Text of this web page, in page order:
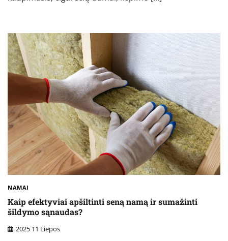
NAMAI
Kaip efektyviai apšiltinti seną namą ir sumažinti
šildymo sąnaudas?
2025 11 Liepos